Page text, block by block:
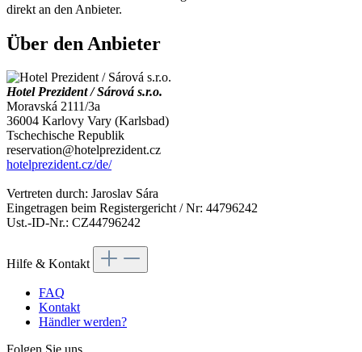
direkt an den Anbieter.
Über den Anbieter
Hotel Prezident / Sárová s.r.o.
Moravská 2111/3a
36004 Karlovy Vary (Karlsbad)
Tschechische Republik
reservation@hotelprezident.cz
hotelprezident.cz/de/
Vertreten durch: Jaroslav Sára
Eingetragen beim Registergericht / Nr: 44796242
Ust.-ID-Nr.: CZ44796242
Hilfe & Kontakt
FAQ
Kontakt
Händler werden?